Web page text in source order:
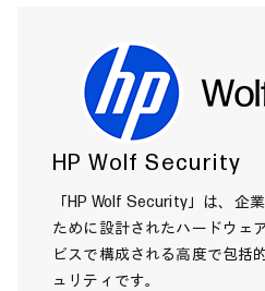
HP Wolf Security
「HP Wolf Security」は、企
ために設計されたハードウェ
ビスで構成される高度で包括
ュリティです。